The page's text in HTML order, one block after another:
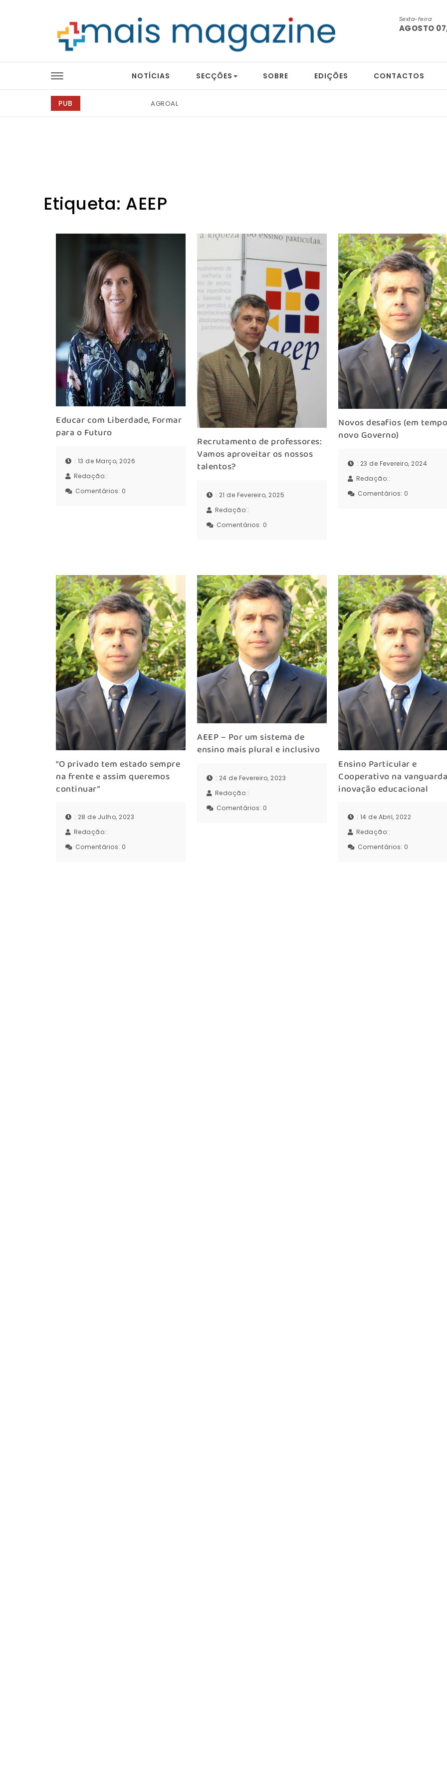
Sexta-feira
AGOSTO
NOTÍCIAS SECÇÕES SOBRE EDIÇÕES CONTACTOS
PUB Tintas 2000
Etiqueta: AEEP
Educar com Liberdade, Formar
para o Futuro
: 13 de Março, 2026
Redação::
Comentários: 0
Recrutamento de professores:
Vamos aproveitar os nossos
talentos?
: 21 de Fevereiro, 2025
Redação::
Comentários: 0
Novos desafios (em
novo Governo)
: 23 de Fevereiro, 2024
Redação::
Comentários: 0
“O privado tem estado sempre
na frente e assim queremos
continuar”
: 28 de Julho, 2023
Redação::
Comentários: 0
AEEP – Por um sistema de
ensino mais plural e inclusivo
: 24 de Fevereiro, 2023
Redação::
Comentários: 0
Ensino Particular e
Cooperativo na
inovação educacional
: 14 de Abril, 2022
Redação::
Comentários: 0